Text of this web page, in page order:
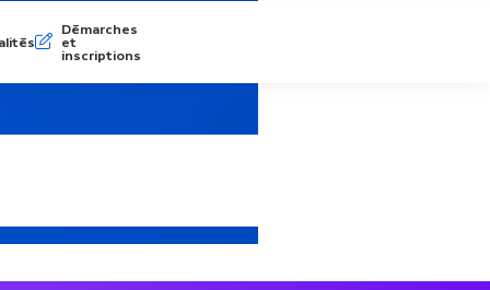
Démarches
et
inscriptions